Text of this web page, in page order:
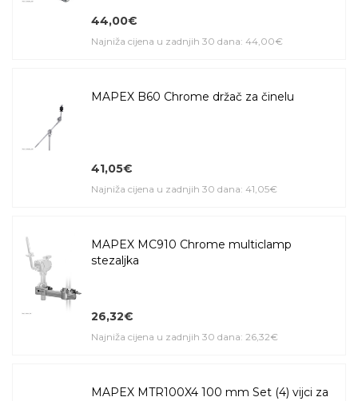
44,00€
Najniža cijena u zadnjih 30 dana: 44,00€
MAPEX B60 Chrome držač za činelu
41,05€
Najniža cijena u zadnjih 30 dana: 41,05€
MAPEX MC910 Chrome multiclamp
stezaljka
26,32€
Najniža cijena u zadnjih 30 dana: 26,32€
MAPEX MTR100X4 100 mm Set (4) vijci za